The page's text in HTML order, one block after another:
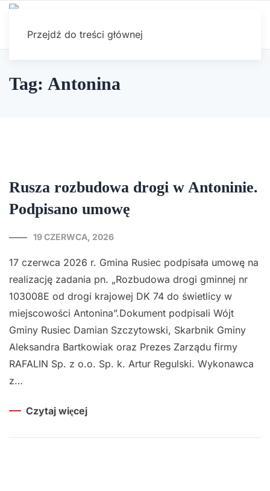
Przejdź do treści głównej
Tag: Antonina
Rusza rozbudowa drogi w Antoninie.
Podpisano umowę
19 CZERWCA, 2026
17 czerwca 2026 r. Gmina Rusiec podpisała umowę na
realizację zadania pn. „Rozbudowa drogi gminnej nr
103008E od drogi krajowej DK 74 do świetlicy w
miejscowości Antonina”.Dokument podpisali Wójt
Gminy Rusiec Damian Szczytowski, Skarbnik Gminy
Aleksandra Bartkowiak oraz Prezes Zarządu firmy
RAFALIN Sp. z o.o. Sp. k. Artur Regulski. Wykonawca
z…
Czytaj więcej